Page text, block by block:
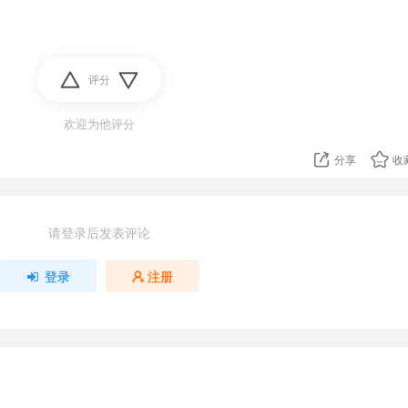
评分
欢迎为他评分
分享 收
请登录后发表评论
登录 注册